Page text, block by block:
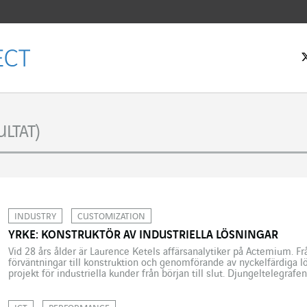
INDUSTRY CUSTOMIZATION
YRKE: KONSTRUKTÖR AV INDUSTRIELLA LÖSNINGAR
Vid 28 års ålder är Laurence Ketels affärsanalytiker på Actemium.
förväntningar till konstruktion och genomförande av nyckelfärdiga
projekt för industriella kunder från början till slut.